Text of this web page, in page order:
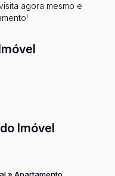
agora mesmo e
Imóvel